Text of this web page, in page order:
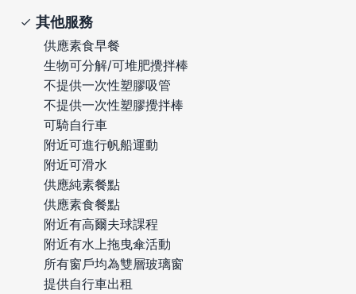
其他服務
供應素食早餐
生物可分解/可堆肥攪拌棒
不提供一次性塑膠吸管
不提供一次性塑膠攪拌棒
可騎自行車
附近可進行帆船運動
附近可滑水
供應純素餐點
供應素食餐點
附近有高爾夫球課程
附近有水上拖曳傘活動
所有窗戶均為雙層玻璃窗
提供自行車出租